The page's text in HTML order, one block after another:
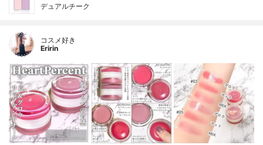
デュアルチーク
コスメ好き
Eririn